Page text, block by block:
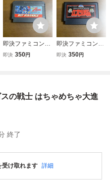
即決ファミコンソ
フト 機動戦士Ｚ
即決 350円
即決ファミコンソ
フト ガチャポン戦
即決 350円
の戦士 はちゃめちゃ大進
終了
受け取れます 詳細